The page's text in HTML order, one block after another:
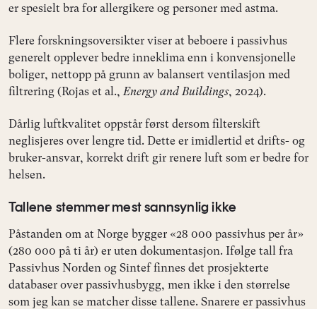
er spesielt bra for allergikere og personer med astma.
Flere forskningsoversikter viser at beboere i passivhus
generelt opplever bedre inneklima enn i konvensjonelle
boliger, nettopp på grunn av balansert ventilasjon med
filtrering (Rojas et al., Energy and Buildings, 2024).
Dårlig luftkvalitet oppstår først dersom filterskift
neglisjeres over lengre tid. Dette er imidlertid et drifts- og
bruker-ansvar, korrekt drift gir renere luft som er bedre for
helsen.
Tallene stemmer mest sannsynlig ikke
Påstanden om at Norge bygger «28 000 passivhus per år»
(280 000 på ti år) er uten dokumentasjon. Ifølge tall fra
Passivhus Norden og Sintef finnes det prosjekterte
databaser over passivhusbygg, men ikke i den størrelse
som jeg kan se matcher disse tallene. Snarere er passivhus